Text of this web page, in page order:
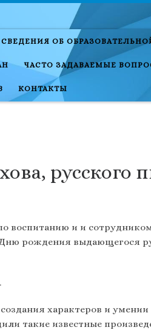
СВЕДЕНИЯ ОБ
ЧАСТО ЗАДАВАЕМЫЕ
КОНТАКТЫ
русского
воспитанию и и
рождения выдающегося
характеров и умении
такие известные